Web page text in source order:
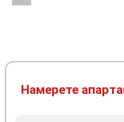
Намерете